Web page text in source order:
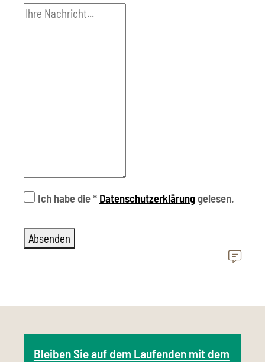
Ich habe die* Datenschutzerklärunggelesen.
Bleiben Sie auf dem Laufenden mit dem